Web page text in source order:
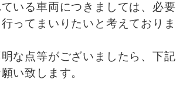
いる車両につきましては、必要
ってまいりたいと考えておりま
な点等がございましたら、下記
い致します。